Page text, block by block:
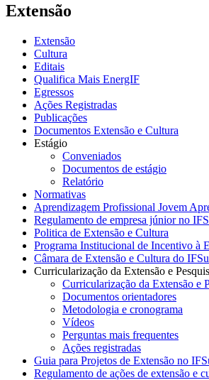
Extensão
Extensão
Cultura
Editais
Qualifica Mais EnergIF
Egressos
Ações Registradas
Publicações
Documentos Extensão e Cultura
Estágio
Conveniados
Documentos de estágio
Relatório
Normativas
Aprendizagem Profissional Jovem
Regulamento de empresa júnior no
Politica de Extensão e Cultura
Programa Institucional de Incentivo
Câmara de Extensão e Cultura do
Curricularização da Extensão e
Curricularização da Extensão e
Documentos orientadores
Metodologia e cronograma
Vídeos
Perguntas mais frequentes
Ações registradas
Guia para Projetos de Extensão no
Regulamento de ações de extensão e